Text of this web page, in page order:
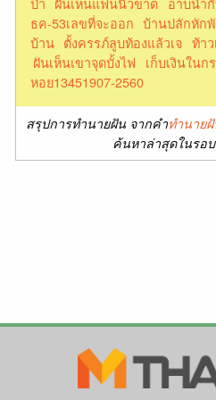
ธค-53เลขที่จะออก บ้านปลักหักพั
บ้าน ตั้งครรภ์ลูบท้องแล้วเจ ท้า
ฝันเห็นเขาจุดบั้งไฟ
เก็บเงินในก
หอย13451907-2560
สรุปการทำนายฝัน จากคำทำนาย
ค้นหาล่าสุดในรอ